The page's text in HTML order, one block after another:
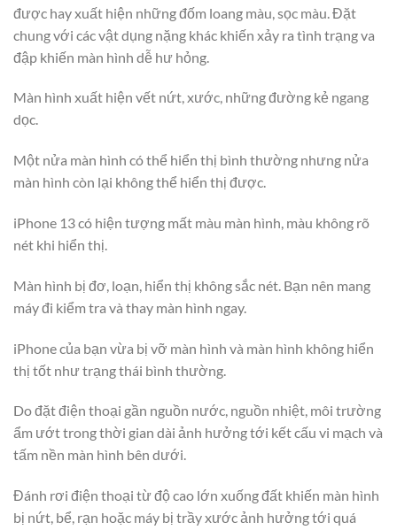
được hay xuất hiện những đốm loang màu, sọc màu. Đặt
chung với các vật dụng nặng khác khiến xảy ra tình trạng va
đập khiến màn hình dễ hư hỏng.
Màn hình xuất hiện vết nứt, xước, những đường kẻ ngang
dọc.
Một nửa màn hình có thể hiển thị bình thường nhưng nửa
màn hình còn lại không thể hiển thị được.
iPhone 13 có hiện tượng mất màu màn hình, màu không rõ
nét khi hiển thị.
Màn hình bị đơ, loạn, hiển thị không sắc nét. Bạn nên mang
máy đi kiểm tra và thay màn hình ngay.
iPhone của bạn vừa bị vỡ màn hình và màn hình không hiển
thị tốt như trạng thái bình thường.
Do đặt điện thoại gần nguồn nước, nguồn nhiệt, môi trường
ẩm ướt trong thời gian dài ảnh hưởng tới kết cấu vi mạch và
tấm nền màn hình bên dưới.
Đánh rơi điện thoại từ độ cao lớn xuống đất khiến màn hình
bị nứt, bể, rạn hoặc máy bị trầy xước ảnh hưởng tới quá